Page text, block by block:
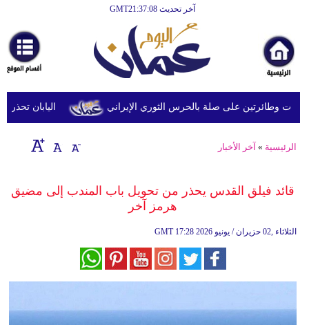
آخر تحديث GMT21:37:08
أخبارعاجلة
رياضة
ثقافة
إقتصاد
وموسيقى
وسفر
اليابان تحذر من على صلة بالحرس الثوري الإيراني
الرئيسية » آخر الأخبار
قائد فيلق القدس يحذر من تحويل باب المندب إلى مضيق
هرمز آخر
GMT 17:28 2026 الثلاثاء ,02 حزيران / يونيو